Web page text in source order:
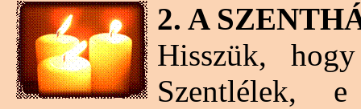
2. A
Hisszük,
Szentlélek,